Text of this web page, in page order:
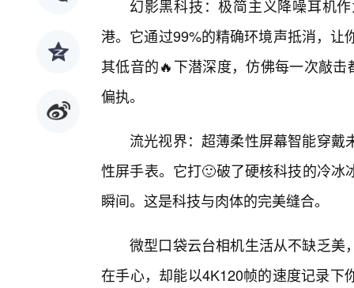
幻影黑科技：极简主义降噪耳机
港。它通过99%的精确环境声抵消，
其低音的🔥下潜深度，仿佛每一次敲
偏执。
流光视界：超薄柔性屏幕智能穿
性屏手表。它打🙂破了硬核科技的冷
瞬间。这是科技与肉体的完美缝合。
微型口袋云台相机生活从不缺乏美
在手心，却能以4K120帧的速度记录下